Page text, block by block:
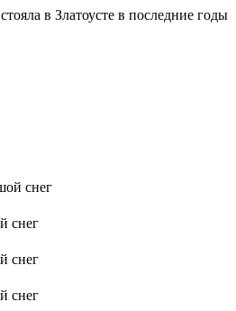
в Златоусте в последние годы
снег
снег
снег
снег